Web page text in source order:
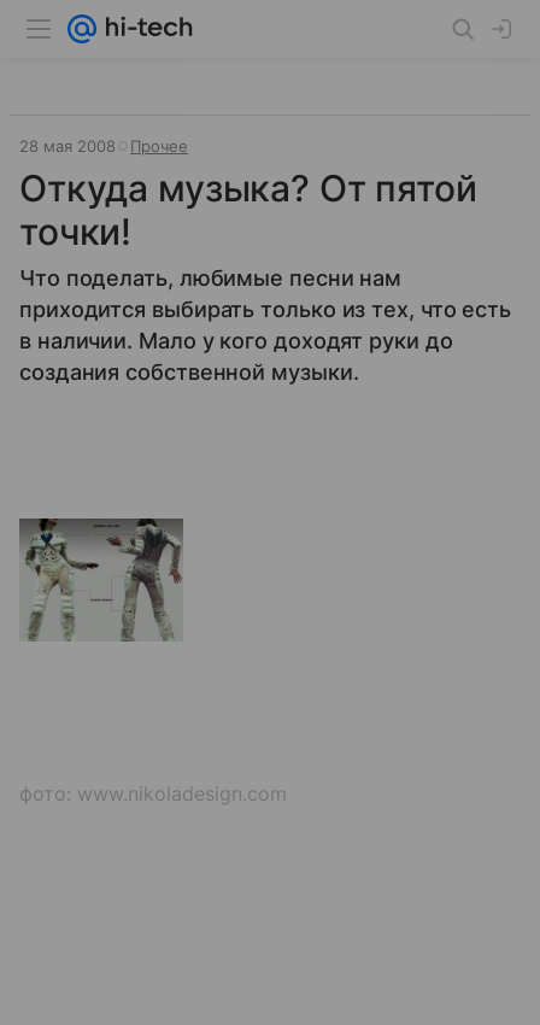
28 мая 2008 Прочее
Откуда музыка? От пятой
точки!
Что поделать, любимые песни нам
приходится выбирать только из тех, что есть
в наличии. Мало у кого доходят руки до
создания собственной музыки.
фото: www.nikoladesign.com